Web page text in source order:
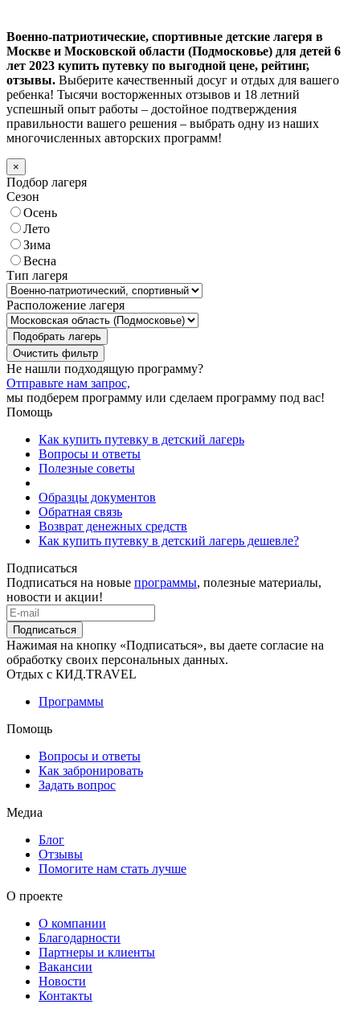
Военно-патриотические, спортивные детские лагеря в
Москве и Московской области (Подмосковье) для детей 6
лет 2023 купить путевку по выгодной цене, рейтинг,
отзывы. Выберите качественный досуг и отдых для вашего
ребенка! Тысячи восторженных отзывов и 18 летний
успешный опыт работы – достойное подтверждения
правильности вашего решения – выбрать одну из наших
многочисленных авторских программ!
×
Подбор лагеря
Сезон
Осень
Лето
Зима
Весна
Тип лагеря
Расположение лагеря
Подобрать лагерь
Не нашли подходящую программу?
Отправьте нам запрос,
мы подберем программу или сделаем программу под вас!
Помощь
Как купить путевку в детский лагерь
Вопросы и ответы
Полезные советы
Образцы документов
Обратная связь
Возврат денежных средств
Как купить путевку в детский лагерь дешевле?
Подписаться
Подписаться на новые программы, полезные материалы,
новости и акции!
Подписаться
Нажимая на кнопку «Подписаться», вы даете согласие на
обработку своих персональных данных.
Отдых с КИД.TRAVEL
Программы
Помощь
Вопросы и ответы
Как забронировать
Задать вопрос
Медиа
Блог
Отзывы
Помогите нам стать лучше
О проекте
О компании
Благодарности
Партнеры и клиенты
Вакансии
Новости
Контакты